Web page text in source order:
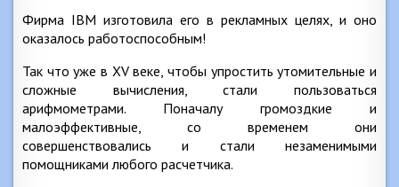
Фирма IBM изготовила его в рекламных целях, и оно
оказалось работоспособным!
Так что уже в XV веке, чтобы упростить утомительные и
сложные вычисления, стали пользоваться
арифмометрами. Поначалу громоздкие и
малоэффективные, со временем они
совершенствовались и стали незаменимыми
помощниками любого расчетчика.